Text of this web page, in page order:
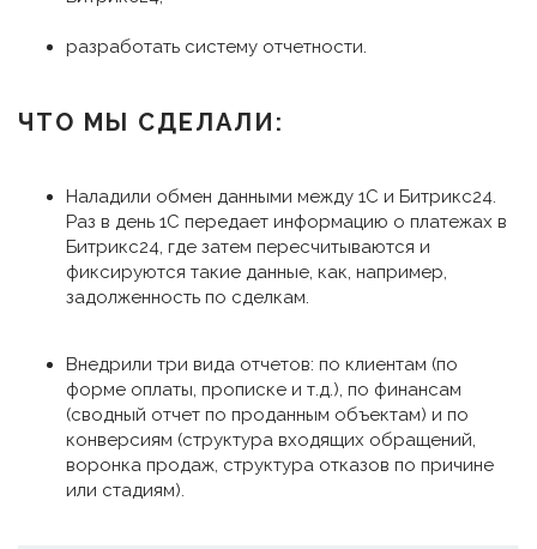
разработать систему отчетности.
ЧТО МЫ СДЕЛАЛИ:
Наладили обмен данными между 1С и Битрикс24.
Раз в день 1С передает информацию о платежах в
Битрикс24, где затем пересчитываются и
фиксируются такие данные, как, например,
задолженность по сделкам.
Внедрили три вида отчетов: по клиентам (по
форме оплаты, прописке и т.д.), по финансам
(сводный отчет по проданным объектам) и по
конверсиям (структура входящих обращений,
воронка продаж, структура отказов по причине
или стадиям).